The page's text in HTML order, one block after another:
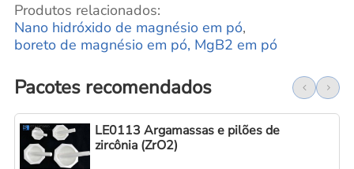
Produtos relacionados:
Nano hidróxido de magnésio em pó,
boreto de magnésio em pó, MgB2 em pó
Pacotes recomendados
LE0113 Argamassas e pilões de
zircônia (ZrO2)